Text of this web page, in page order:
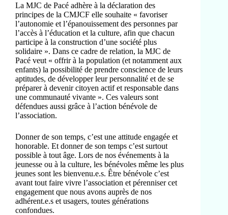
La MJC de Pacé adhère à la déclaration des
principes de la CMJCF elle souhaite « favoriser
l’autonomie et l’épanouissement des personnes par
l’accès à l’éducation et la culture, afin que chacun
participe à la construction d’une société plus
solidaire ». Dans ce cadre de relation, la MJC de
Pacé veut « offrir à la population (et notamment aux
enfants) la possibilité de prendre conscience de leurs
aptitudes, de développer leur personnalité et de se
préparer à devenir citoyen actif et responsable dans
une communauté vivante ». Ces valeurs sont
défendues aussi grâce à l’action bénévole de
l’association.
Donner de son temps, c’est une attitude engagée et
honorable. Et donner de son temps c’est surtout
possible à tout âge. Lors de nos événements à la
jeunesse ou à la culture, les bénévoles même les plus
jeunes sont les bienvenu.e.s. Être bénévole c’est
avant tout faire vivre l’association et pérenniser cet
engagement que nous avons auprès de nos
adhérent.e.s et usagers, toutes générations
confondues.